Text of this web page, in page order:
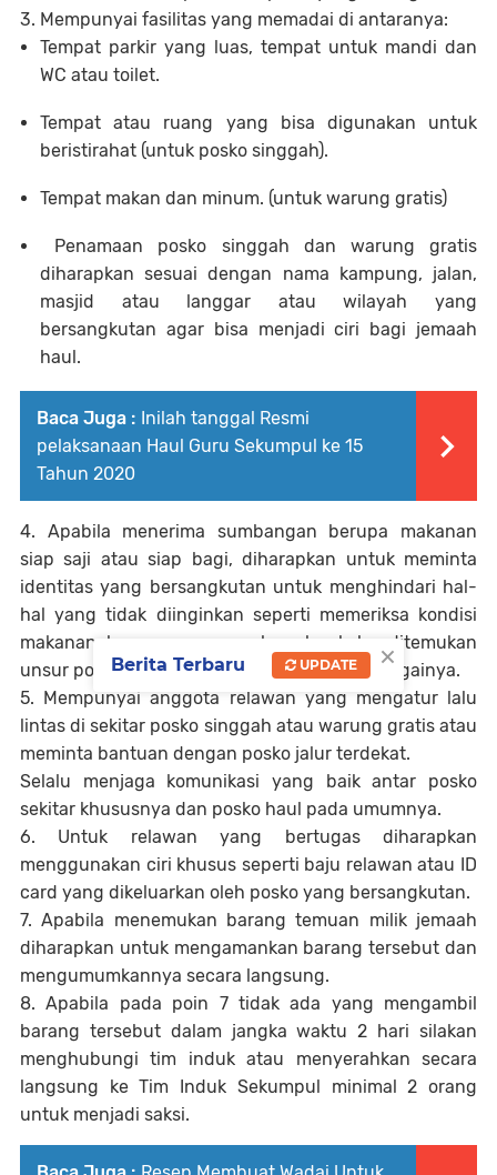
3. Mempunyai fasilitas yang memadai di antaranya:
Tempat parkir yang luas, tempat untuk mandi dan
WC atau toilet.
Tempat atau ruang yang bisa digunakan untuk
beristirahat (untuk posko singgah).
Tempat makan dan minum. (untuk warung gratis)
Penamaan posko singgah dan warung gratis
diharapkan sesuai dengan nama kampung, jalan,
masjid atau langgar atau wilayah yang
bersangkutan agar bisa menjadi ciri bagi jemaah
haul.
Baca Juga : Inilah tanggal Resmi
pelaksanaan Haul Guru Sekumpul ke 15
Tahun 2020
4. Apabila menerima sumbangan berupa makanan
siap saji atau siap bagi, diharapkan untuk meminta
identitas yang bersangkutan untuk menghindari hal-
hal yang tidak diinginkan seperti memeriksa kondisi
makanan, kemasan maupun bungkus kalau ditemukan
unsur politis seperti kartu nama dan lain sebagainya.
5. Mempunyai anggota relawan yang mengatur lalu
lintas di sekitar posko singgah atau warung gratis atau
meminta bantuan dengan posko jalur terdekat.
Selalu menjaga komunikasi yang baik antar posko
sekitar khususnya dan posko haul pada umumnya.
6. Untuk relawan yang bertugas diharapkan
menggunakan ciri khusus seperti baju relawan atau ID
card yang dikeluarkan oleh posko yang bersangkutan.
7. Apabila menemukan barang temuan milik jemaah
diharapkan untuk mengamankan barang tersebut dan
mengumumkannya secara langsung.
8. Apabila pada poin 7 tidak ada yang mengambil
barang tersebut dalam jangka waktu 2 hari silakan
menghubungi tim induk atau menyerahkan secara
langsung ke Tim Induk Sekumpul minimal 2 orang
untuk menjadi saksi.
×
Berita Terbaru UPDATE